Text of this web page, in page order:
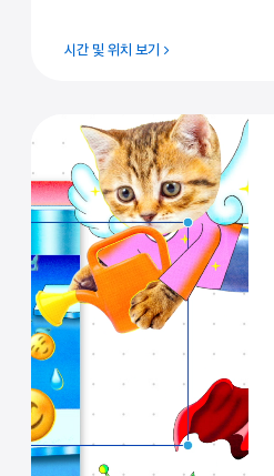
시간 및 위치 보기